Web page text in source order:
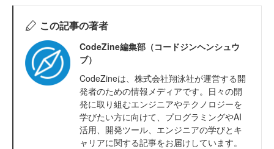
この記事の著者
CodeZine編集部（コードジンヘンシュウ
ブ）
CodeZineは、株式会社翔泳社が運営する開
発者のための情報メディアです。日々の開
発に取り組むエンジニアやテクノロジーを
学びたい方に向けて、プログラミングやAI
活用、開発ツール、エンジニアの学びとキ
ャリアに関する記事をお届けしています。